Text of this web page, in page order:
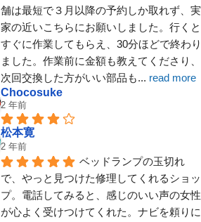
舗は最短で３月以降の予約しか取れず、実
家の近いこちらにお願いしました。行くと
すぐに作業してもらえ、30分ほどで終わり
ました。作業前に金額も教えてくださり、
次回交換した方がいい部品も... read more
Chocosuke
2 年前
松本寛
2 年前
ベッドランプの玉切れ
で、やっと見つけた修理してくれるショッ
プ。電話してみると、感じのいい声の女性
が心よく受けつけてくれた。ナビを頼りに